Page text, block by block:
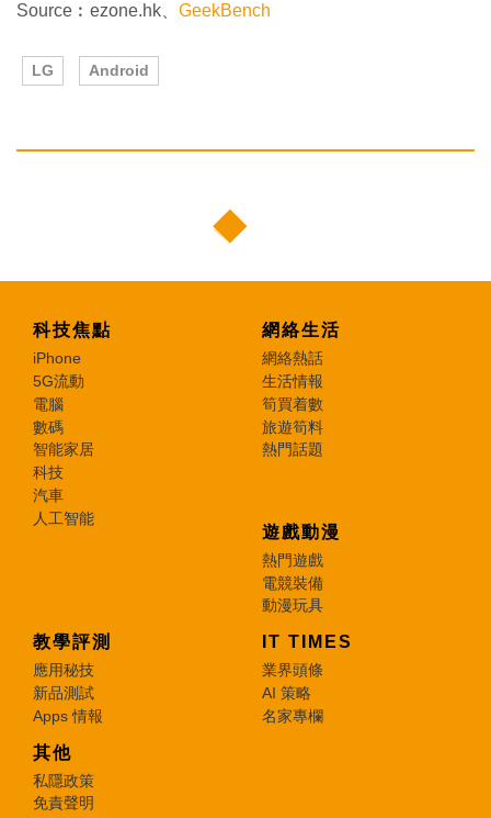
Source︰ezone.hk、 GeekBench
LG Android
科技焦點
iPhone
5G流動
電腦
數碼
智能家居
科技
汽車
人工智能
網絡生活
網絡熱話
生活情報
筍買着數
旅遊筍料
熱門話題
遊戲動漫
熱門遊戲
電競裝備
動漫玩具
教學評測
應用秘技
新品測試
Apps 情報
IT TIMES
業界頭條
AI 策略
名家專欄
其他
私隱政策
免責聲明